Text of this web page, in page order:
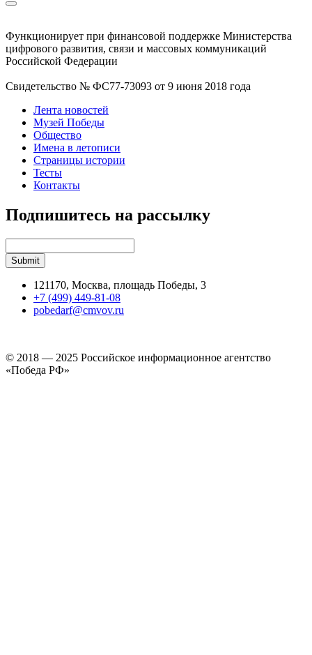
Функционирует при финансовой поддержке Министерства
цифрового развития, связи и массовых коммуникаций
Российской Федерации
Свидетельство № ФС77-73093 от 9 июня 2018 года
Лента новостей
Музей Победы
Общество
Имена в летописи
Страницы истории
Тесты
Контакты
Подпишитесь на рассылку
121170, Москва, площадь Победы, 3
+7 (499) 449-81-08
pobedarf@cmvov.ru
© 2018 — 2025 Российское информационное агентство
«Победа РФ»